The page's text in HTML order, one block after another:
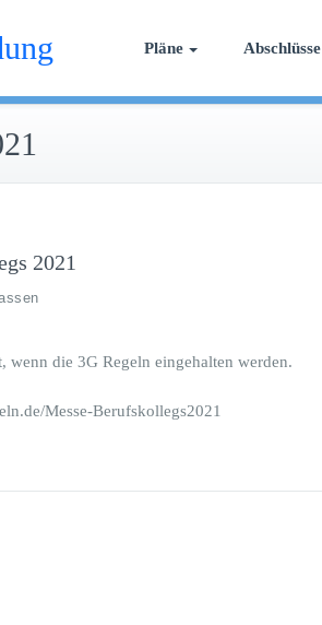
BildungPläne Abschlüsse
2021
die 3G Regeln eingehalten werden.
Messe-Berufskollegs2021